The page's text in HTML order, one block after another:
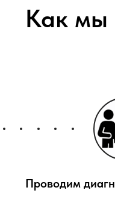
Как мы
Проводим